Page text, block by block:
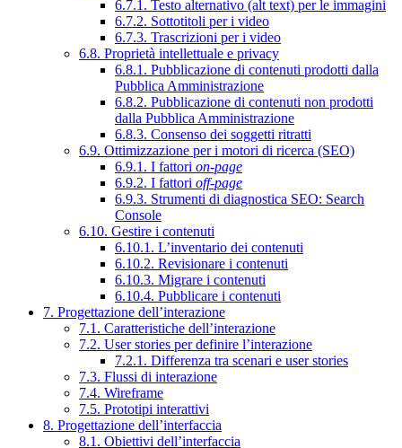
6.7.1. Testo alternativo (alt text) per le immagini
6.7.2. Sottotitoli per i video
6.7.3. Trascrizioni per i video
6.8. Proprietà intellettuale e privacy
6.8.1. Pubblicazione di contenuti prodotti dalla
Pubblica Amministrazione
6.8.2. Pubblicazione di contenuti non prodotti
dalla Pubblica Amministrazione
6.8.3. Consenso dei soggetti ritratti
6.9. Ottimizzazione per i motori di ricerca (SEO)
6.9.1. I fattori on-page
6.9.2. I fattori off-page
6.9.3. Strumenti di diagnostica SEO: Search
Console
6.10. Gestire i contenuti
6.10.1. L’inventario dei contenuti
6.10.2. Revisionare i contenuti
6.10.3. Migrare i contenuti
6.10.4. Pubblicare i contenuti
7. Progettazione dell’interazione
7.1. Caratteristiche dell’interazione
7.2. User stories per definire l’interazione
7.2.1. Differenza tra scenari e user stories
7.3. Flussi di interazione
7.4. Wireframe
7.5. Prototipi interattivi
8. Progettazione dell’interfaccia
8.1. Obiettivi dell’interfaccia